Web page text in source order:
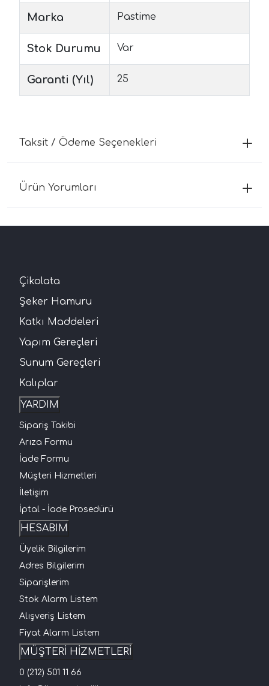
Marka Pastime
Stok Durumu Var
Garanti (Yıl) 25
Taksit / Ödeme Seçenekleri
Ürün Yorumları
Çikolata
Şeker Hamuru
Katkı Maddeleri
Yapım Gereçleri
Sunum Gereçleri
Kalıplar
YARDIM
Sipariş Takibi
Arıza Formu
İade Formu
Müşteri Hizmetleri
İletişim
İptal - İade Prosedürü
HESABIM
Üyelik Bilgilerim
Adres Bilgilerim
Siparişlerim
Stok Alarm Listem
Alışveriş Listem
Fiyat Alarm Listem
MÜŞTERİ HİZMETLERİ
0 (212) 501 11 66